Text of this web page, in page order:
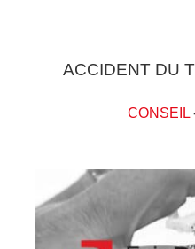
ACCIDENT DU
CONSEIL